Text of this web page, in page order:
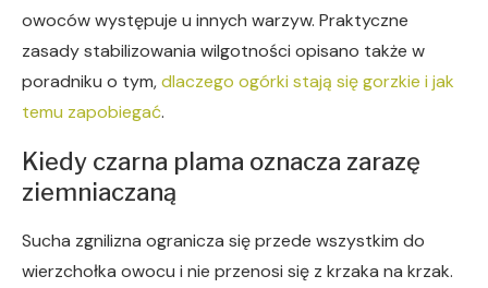
owoców występuje u innych warzyw. Praktyczne
zasady stabilizowania wilgotności opisano także w
poradniku o tym,dlaczego ogórki stają się gorzkie i jak
temu zapobiegać.
Kiedy czarna plama oznacza zarazę
ziemniaczaną
Sucha zgnilizna ogranicza się przede wszystkim do
wierzchołka owocu i nie przenosi się z krzaka na krzak.